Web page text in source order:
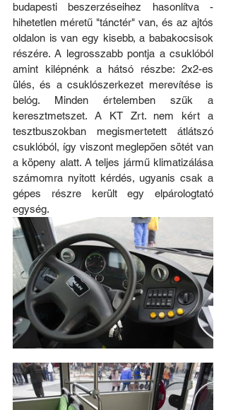
budapesti beszerzéseihez hasonlítva -
hihetetlen méretű "tánctér" van, és az ajtós
oldalon is van egy kisebb, a babakocsisok
részére. A legrosszabb pontja a csuklóból
amint kilépnénk a hátsó részbe: 2x2-es
ülés, és a csuklószerkezet merevítése is
belóg. Minden értelemben szűk a
keresztmetszet. A KT Zrt. nem kért a
tesztbuszokban megismertetett átlátszó
csuklóból, így viszont meglepően sötét van
a köpeny alatt. A teljes jármű klimatizálása
számomra nyitott kérdés, ugyanis csak a
gépes részre került egy elpárologtató
egység.